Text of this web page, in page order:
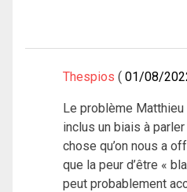
Thespios 01/08/
Le problème Matthieu
inclus un biais à
chose qu’on nous a
que la peur d’être «
peut probablement